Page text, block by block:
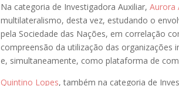
Na categoria de Investigadora Auxiliar, Aurora
multilateralismo, desta vez, estudando o
pela Sociedade das Nações, em correlação
compreensão da utilização das
e, simultaneamente, como plataforma de
Quintino Lopes, também na categoria de